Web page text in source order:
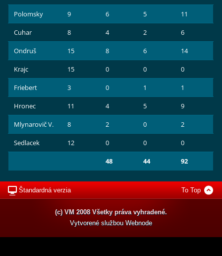
Polomsky 9 6 5 11
Cuhar 8 4 2 6
Ondruš 15 8 6 14
Krajc 15 0 0 0
Friebert 3 0 1 1
Hronec 11 4 5 9
Mlynarovič V. 8 2 0 2
Sedlacek 12 0 0 0
48 44 92
Štandardná verzia To Top
(c) VM 2008 Všetky práva vyhradené.
Vytvorené službou Webnode